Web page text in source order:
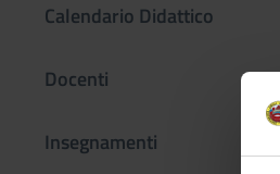
Calendario Didattico
Docenti
Insegnamenti